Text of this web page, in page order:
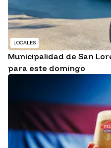
LOCALES
Municipalidad de San
para este domingo